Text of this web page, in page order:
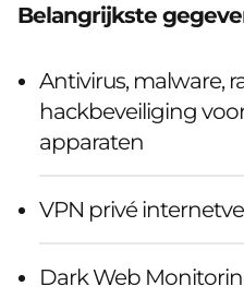
Belangrijkste
Antivirus, malware,
hackbeveiliging
apparaten
VPN privé
Dark Web